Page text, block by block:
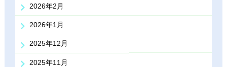
2026年2月
2026年1月
2025年12月
2025年11月